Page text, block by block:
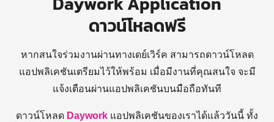
ดาวน์โหลดฟรี
หากสนใจร่วมงานผ่านทางเดย์เวิร์ค สามารถดาวน์โหลด
แอปพลิเคชันเตรียมไว้ให้พร้อม เมื่อมีงานที่คุณสนใจ จะมี
แจ้งเตือนผ่านแอปพลิเคชันบนมือถือทันที
ดาวน์โหลด Daywork แอปพลิเคชันของเราได้แล้ววันนี้ ทั้ง